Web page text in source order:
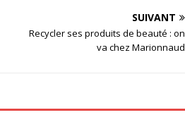
SUIVANT
Recycler ses produits de beauté : on
va chez Marionnaud